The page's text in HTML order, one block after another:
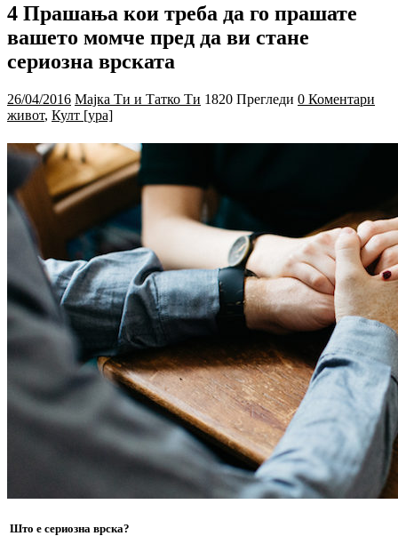
4 Прашања кои треба да го прашате
вашето момче пред да ви стане
сериозна врската
26/04/2016 Мајка Ти и Татко Ти 1820 Прегледи 0 Коментари
живот, Култ [ура]
Што е сериозна врска?